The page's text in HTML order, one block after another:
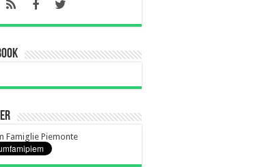
Famiglie Piemonte